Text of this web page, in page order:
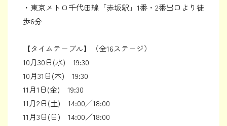
・東京メトロ千代田線「赤坂駅」1番・2番出口より徒
歩6分
【タイムテーブル】（全16ステージ）
10月30日(水) 19:30
10月31日(木) 19:30
11月1日(金) 19:30
11月2日(土) 14:00／18:00
11月3日(日) 14:00／18:00